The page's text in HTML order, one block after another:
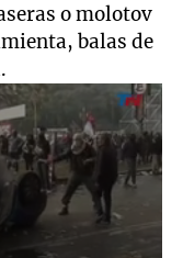
o molotov
balas de